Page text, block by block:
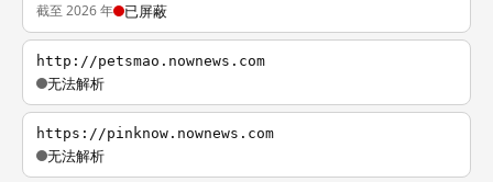
截至 2026 年 已屏蔽
http://petsmao.nownews.com
无法解析
https://pinknow.nownews.com
无法解析